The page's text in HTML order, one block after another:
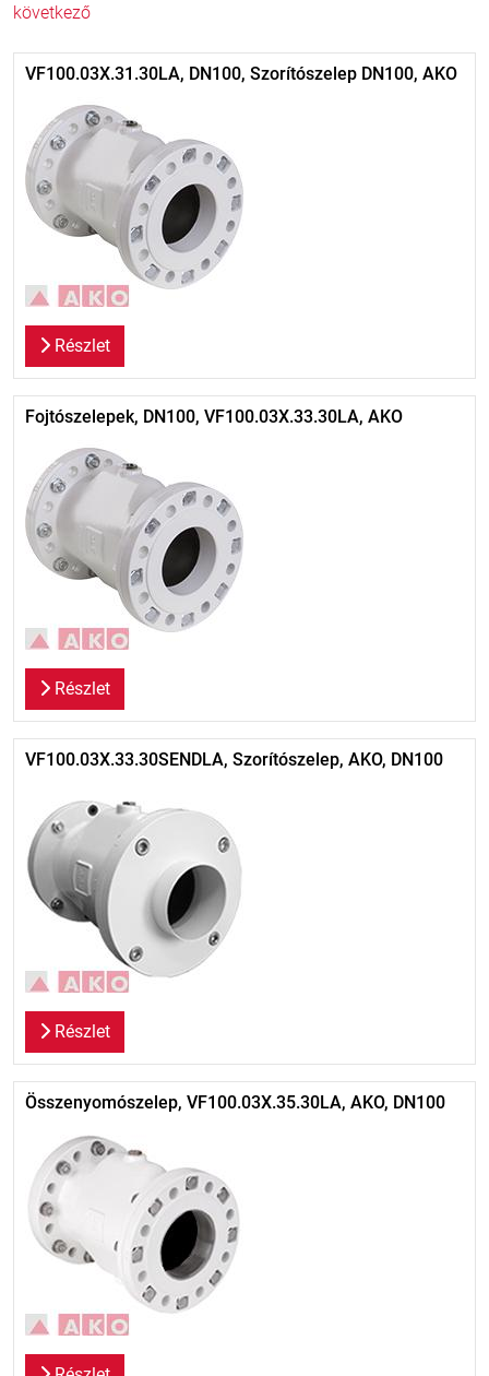
következő
VF100.03X.31.30LA, DN100, Szorítószelep DN100, AKO
Részlet
Fojtószelepek, DN100, VF100.03X.33.30LA, AKO
Részlet
VF100.03X.33.30SENDLA, Szorítószelep, AKO, DN100
Részlet
Összenyomószelep, VF100.03X.35.30LA, AKO, DN100